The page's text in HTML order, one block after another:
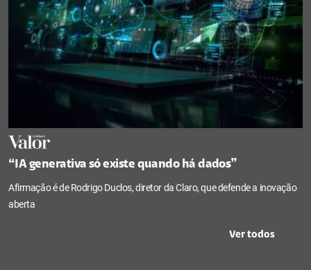
“IA generativa só existe quando há dados”
Afirmação é de Rodrigo Duclos, diretor da Claro, que defende a inovação
aberta
Ver todos